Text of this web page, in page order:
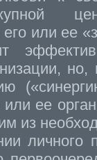
или ее
но,
ее
из